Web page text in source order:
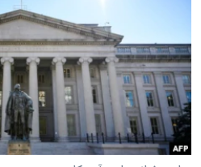
حقوق شهروندی
اقتصادی
علم و فناوری
اسرائیل در جنگ
انتخابات ریاست جمهوری آمریکا ۲۰۲۴
حمله جمهوری اسلامی به اسرائیل
رمز مهسا
ورزش زنان در ایران
زبانهای مختلف